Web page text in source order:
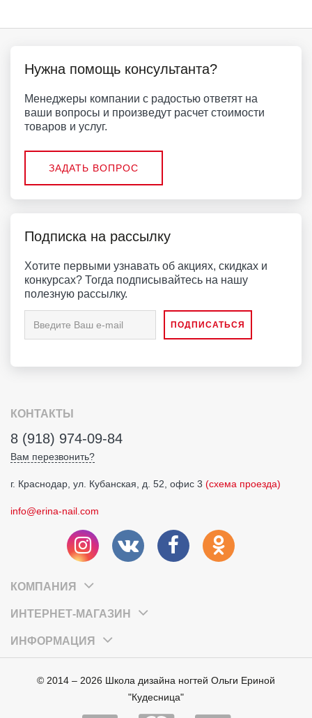
Нужна помощь консультанта?
Менеджеры компании с радостью ответят на
ваши вопросы и произведут расчет стоимости
товаров и услуг.
ЗАДАТЬ ВОПРОС
Подписка на рассылку
Хотите первыми узнавать об акциях, скидках и
конкурсах? Тогда подписывайтесь на нашу
полезную рассылку.
КОНТАКТЫ
8 (918) 974-09-84
Вам перезвонить?
г. Краснодар, ул. Кубанская, д. 52, офис 3 (схема проезда)
info@erina-nail.com
КОМПАНИЯ
ИНТЕРНЕТ-МАГАЗИН
ИНФОРМАЦИЯ
© 2014 – 2026 Школа дизайна ногтей Ольги Ериной
"Кудесница"